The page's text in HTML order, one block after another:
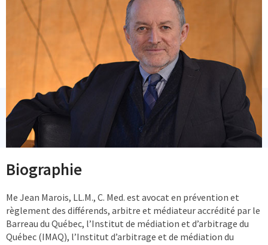
Biographie
Me Jean Marois, LL.M., C. Med. est avocat en prévention et
règlement des différends, arbitre et médiateur accrédité par le
Barreau du Québec, l’Institut de médiation et d’arbitrage du
Québec (IMAQ), l’Institut d’arbitrage et de médiation du